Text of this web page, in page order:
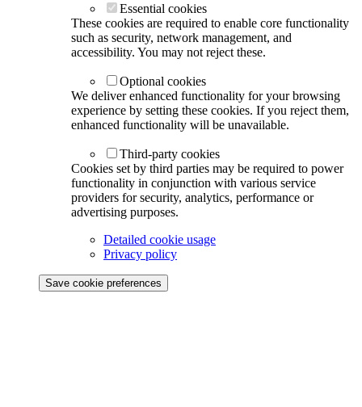
Essential cookies
These cookies are required to enable core functionality
such as security, network management, and
accessibility. You may not reject these.
Optional cookies
We deliver enhanced functionality for your browsing
experience by setting these cookies. If you reject them,
enhanced functionality will be unavailable.
Third-party cookies
Cookies set by third parties may be required to power
functionality in conjunction with various service
providers for security, analytics, performance or
advertising purposes.
Detailed cookie usage
Privacy policy
Save cookie preferences